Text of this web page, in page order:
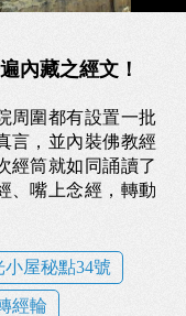
內藏之經文！
周圍都有設置一批
言，並內裝佛教經
經筒就如同誦讀了
、嘴上念經，轉動
小屋秘點34號
經輪